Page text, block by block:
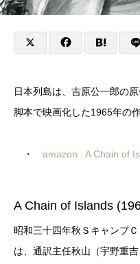
日本列島は、吉原公一郎の
脚本で映画化した1965年の作
・ amazon : A Chain of
A Chain of Islands
昭和三十四年秋Ｓキャンプ
は、通訳主任秋山（宇野重